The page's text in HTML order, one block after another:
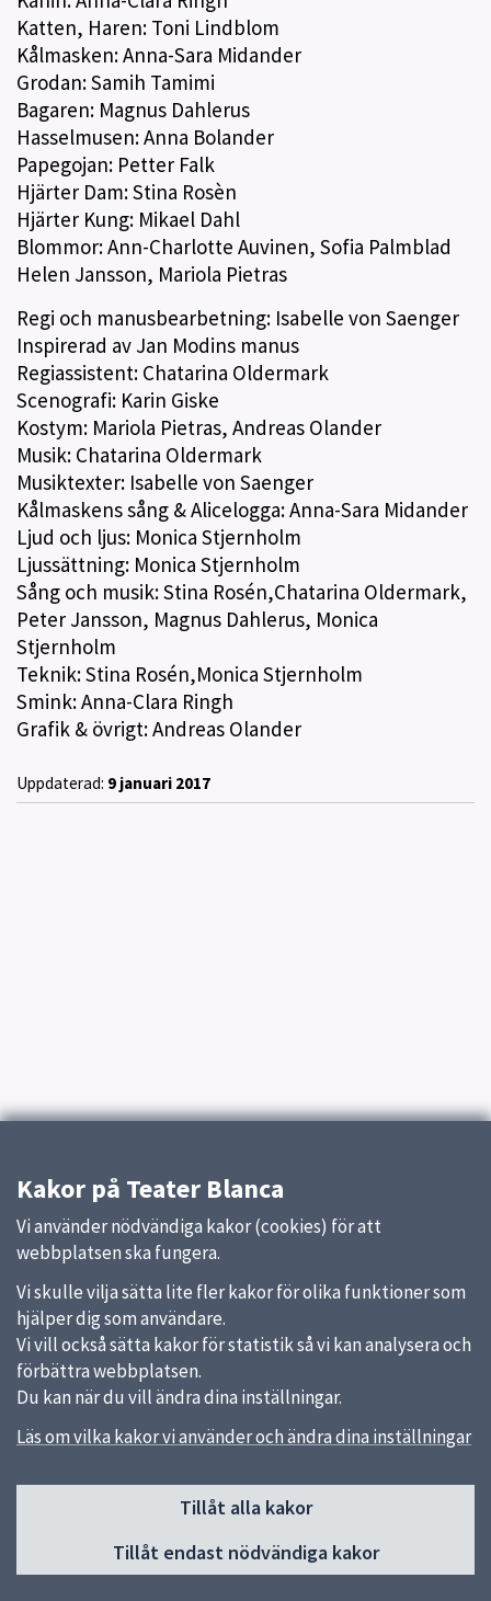
Katten, Haren: Toni Lindblom
Kålmasken: Anna-Sara Midander
Grodan: Samih Tamimi
Bagaren: Magnus Dahlerus
Hasselmusen: Anna Bolander
Papegojan: Petter Falk
Hjärter Dam: Stina Rosèn
Hjärter Kung: Mikael Dahl
Blommor: Ann-Charlotte Auvinen, Sofia Palmblad
Helen Jansson, Mariola Pietras
Regi och manusbearbetning: Isabelle von Saenger
Inspirerad av Jan Modins manus
Regiassistent: Chatarina Oldermark
Scenografi: Karin Giske
Kostym: Mariola Pietras, Andreas Olander
Musik: Chatarina Oldermark
Musiktexter: Isabelle von Saenger
Kålmaskens sång & Alicelogga: Anna-Sara Midander
Ljud och ljus: Monica Stjernholm
Ljussättning: Monica Stjernholm
Sång och musik: Stina Rosén,Chatarina Oldermark,
Peter Jansson, Magnus Dahlerus, Monica
Stjernholm
Teknik: Stina Rosén,Monica Stjernholm
Smink: Anna-Clara Ringh
Grafik & övrigt: Andreas Olander
Uppdaterad: 9 januari 2017
Kakor på Teater Blanca
Vi använder nödvändiga kakor (cookies) för att
webbplatsen ska fungera.
Vi skulle vilja sätta lite fler kakor för olika funktioner som
hjälper dig som användare.
Vi vill också sätta kakor för statistik så vi kan analysera och
förbättra webbplatsen.
Du kan när du vill ändra dina inställningar.
Läs om vilka kakor vi använder och ändra dina inställningar
Tillåt alla kakor
Tillåt endast nödvändiga kakor
Sidfot